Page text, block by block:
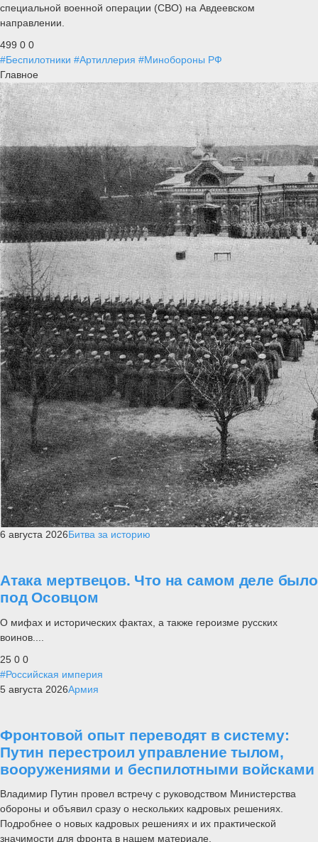
специальной военной операции (СВО) на Авдеевском
направлении.
499 0 0
#Беспилотники #Артиллерия #Минобороны РФ
Главное
6 августа 2026Битва за историю
Атака мертвецов. Что на самом деле было
под Осовцом
О мифах и исторических фактах, а также героизме русских
воинов....
25 0 0
#Российская империя
5 августа 2026Армия
Фронтовой опыт переводят в систему:
Путин перестроил управление тылом,
вооружениями и беспилотными войсками
Владимир Путин провел встречу с руководством Министерства
обороны и объявил сразу о нескольких кадровых решениях.
Подробнее о новых кадровых решениях и их практической
значимости для фронта в нашем материале.